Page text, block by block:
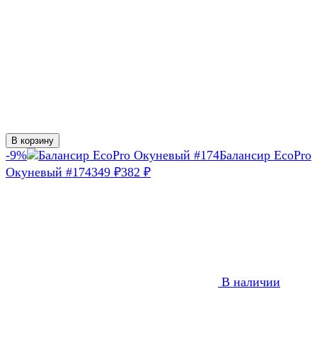
В корзину
-9%
Балансир EcoPro
Окуневый #174349 ₽382 ₽
В наличии